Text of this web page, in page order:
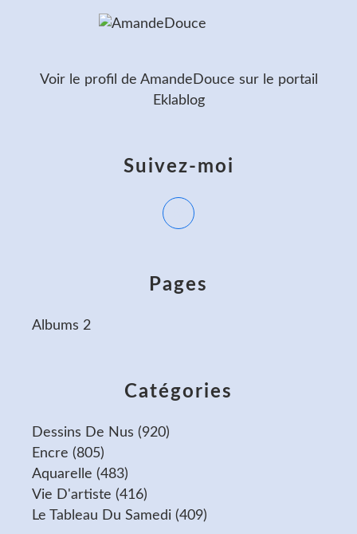
Catégories
Dessins De Nus (920)
Encre (805)
Aquarelle (483)
Vie D'artiste (416)
Le Tableau Du Samedi (409)
Pages
Albums 2
Suivez-moi
Voir le profil de AmandeDouce sur le portail
Eklablog